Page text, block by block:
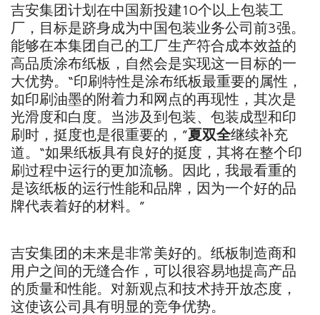
吉安集团计划在中国新投建10个以上包装工
厂，目标是跻身成为中国包装业务公司前3强。
能够在本集团自己的工厂生产符合成本效益的
高品质涂布纸板，自然会是实现这一目标的一
大优势。“印刷特性是涂布纸板最重要的属性，
如印刷油墨的附着力和网点的再现性，其次是
光滑度和白度。当涉及到包装、包装成型和印
刷时，挺度也是很重要的，”夏双全继续补充
道。“如果纸板具有良好的挺度，其将在整个印
刷过程中运行的更加流畅。因此，我最看重的
是该纸板的运行性能和品牌，因为一个好的品
牌代表着好的材料。”
吉安集团的未来是非常美好的。纸板制造商和
用户之间的无缝合作，可以很容易地提高产品
的质量和性能。对新观点和技术持开放态度，
这使该公司具有明显的竞争优势。